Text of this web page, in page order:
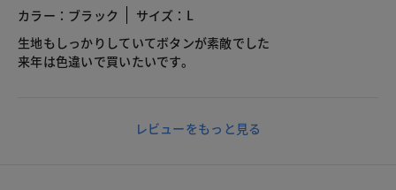
カラー：ブラック
サイズ：L
生地もしっかりしていてボタンが素敵でした
来年は色違いで買いたいです。
レビューをもっと見る